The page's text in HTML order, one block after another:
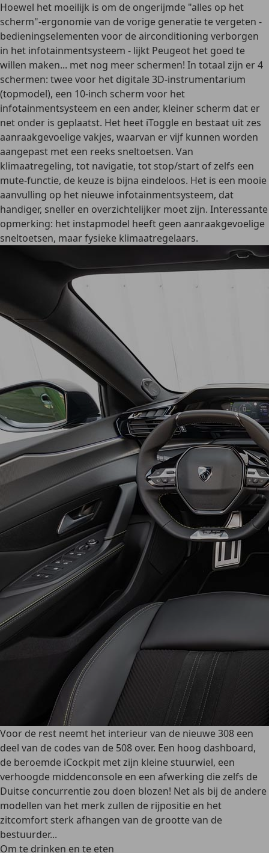
Hoewel het moeilijk is om de ongerijmde "alles op het
scherm"-ergonomie van de vorige generatie te vergeten -
bedieningselementen voor de airconditioning verborgen
in het infotainmentsysteem - lijkt Peugeot het goed te
willen maken... met nog meer schermen! In totaal zijn er 4
schermen: twee voor het digitale 3D-instrumentarium
(topmodel), een 10-inch scherm voor het
infotainmentsysteem en een ander, kleiner scherm dat er
net onder is geplaatst. Het heet iToggle en bestaat uit zes
aanraakgevoelige vakjes, waarvan er vijf kunnen worden
aangepast met een reeks sneltoetsen. Van
klimaatregeling, tot navigatie, tot stop/start of zelfs een
mute-functie, de keuze is bijna eindeloos. Het is een mooie
aanvulling op het nieuwe infotainmentsysteem, dat
handiger, sneller en overzichtelijker moet zijn. Interessante
opmerking: het instapmodel heeft geen aanraakgevoelige
sneltoetsen, maar fysieke klimaatregelaars.
Voor de rest neemt het interieur van de nieuwe 308 een
deel van de codes van de 508 over. Een hoog dashboard,
de beroemde iCockpit met zijn kleine stuurwiel, een
verhoogde middenconsole en een afwerking die zelfs de
Duitse concurrentie zou doen blozen! Net als bij de andere
modellen van het merk zullen de rijpositie en het
zitcomfort sterk afhangen van de grootte van de
bestuurder...
Om te drinken en te eten